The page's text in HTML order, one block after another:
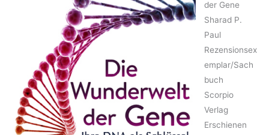
der Gene
Sharad P.
Paul
Rezensionsex
emplar/Sach
buch
Scorpio
Verlag
Erschienen